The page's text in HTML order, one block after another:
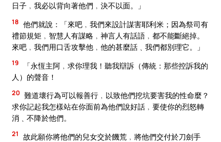
日子﹐我必以背向著他們﹐決不以面。」
18 他們就說：「來吧﹐我們來設計謀害耶利米；因為祭司有
禮節規矩﹐智慧人有謀略﹐神言人有話語﹐都不能斷絕掉。
來吧﹐我們用口舌攻擊他﹐他的甚麼話﹑我們都別理它。」
19
「永恆主阿﹐求你理我！聽我辯訴（傳統：那些控訴我的
人）的聲音！
20 難道壞行為可以報善行﹐以致他們挖坑要害我的性命麼？
求你記起我怎樣站在你面前為他們說好話﹐要使你的烈怒轉
消﹑不降於他們。
21
故此願你將他們的兒女交於饑荒﹐將他們交付於刀劍手